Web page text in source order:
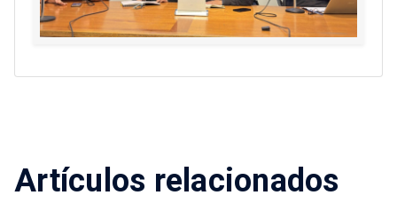
Artículos relacionados